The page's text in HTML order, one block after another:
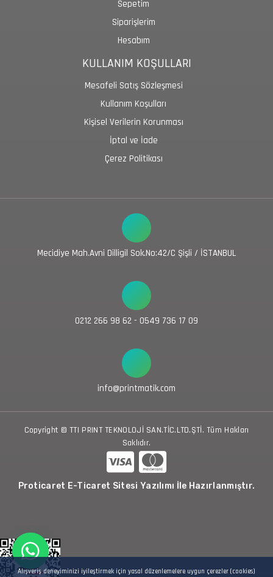
Alışveriş deneyiminizi iyileştirmek için yasal düzenlemelere uygun çerezler (cookies)
Sepetim
Siparişlerim
Hesabım
KULLANIM KOŞULLARI
Mesafeli Satış Sözleşmesi
Kullanım Koşulları
Kişisel Verilerin Korunması
İptal ve İade
Çerez Politikası
Mecidiye Mah.Avni Dilligil Sok.No:42/C Şişli / İSTANBUL
0212 266 98 62 - 0549 736 17 09
info@printmatik.com
Copyright © TTI PRINT TEKNOLOJİ SAN.TİC.LTD.ŞTİ. Tüm Hakları
Saklıdır.
Proticaret E-Ticaret Sitesi Yazılımı İle Hazırlanmıştır.